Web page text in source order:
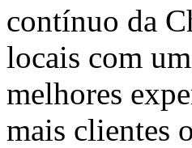
contínuo da
locais com
melhores
mais clientes